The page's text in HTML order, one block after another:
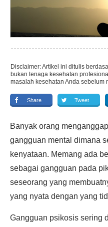
Disclaimer: Artikel ini ditulis
bukan tenaga kesehatan
masalah kesehatan Anda sebelum
Share Tweet
Banyak orang
gangguan mental dimana
kenyataan. Memang ada
sebagai gangguan pada
seseorang yang
yang nyata dengan yang
Gangguan psikosis sering